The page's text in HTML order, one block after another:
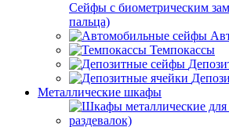
Сейфы с биометрическим
пальца)
Темпокассы
Металлические шкафы